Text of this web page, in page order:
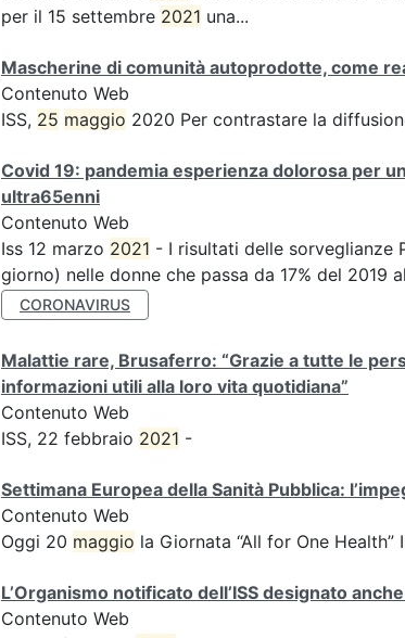
per il 15 settembre 2021 una...
Mascherine di comunità autoprodotte, come
Contenuto Web
ISS, 25 maggio 2020 Per contrastare la
Covid 19: pandemia esperienza dolorosa per
ultra65enni
Contenuto Web
Iss 12 marzo 2021 - I risultati delle sorveglianze
giorno) nelle donne che passa da 17% del 2019
CORONAVIRUS
Malattie rare, Brusaferro: “Grazie a tutte le
informazioni utili alla loro vita quotidiana”
Contenuto Web
ISS, 22 febbraio 2021 -
Settimana Europea della Sanità Pubblica:
Contenuto Web
Oggi 20 maggio la Giornata “All for One Health”
L’Organismo notificato dell’ISS designato
Contenuto Web